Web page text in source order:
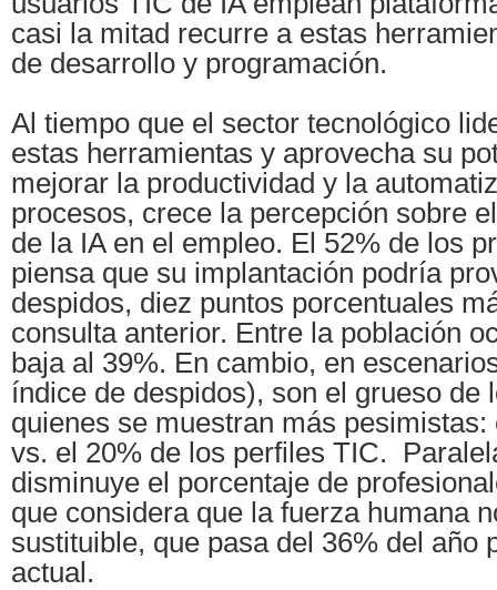
casi la mitad recurre a estas
de desarrollo y programación.
Al tiempo que el sector tecnológico
estas herramientas y aprovecha su
mejorar la productividad y la
procesos, crece la percepción sobre
de la IA en el empleo. El 52% de los
piensa que su implantación podría
despidos, diez puntos porcentuales
consulta anterior. Entre la población
baja al 39%. En cambio, en
índice de despidos), son el grueso de
quienes se muestran más pesimistas:
vs. el 20% de los perfiles TIC.
disminuye el porcentaje de
que considera que la fuerza humana
sustituible, que pasa del 36% del año
actual.